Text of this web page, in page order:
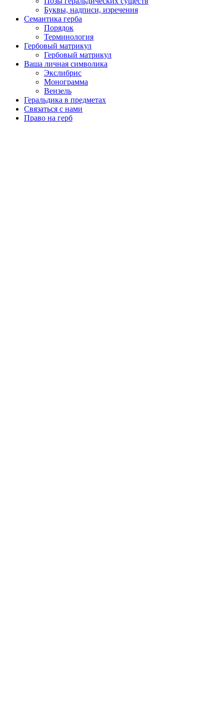
Буквы, надписи, изречения
Семантика герба
Порядок
Терминология
Гербовый матрикул
Гербовый матрикул
Ваша личная символика
Экслибрис
Монограмма
Вензель
Геральдика в предметах
Связаться с нами
Право на герб